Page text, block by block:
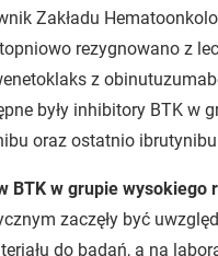
Zakładu
rezygnowano z
z
były inhibitory BTK w
oraz ostatnio
BTK w grupie wysokiego
zaczęły być
do badań, a na